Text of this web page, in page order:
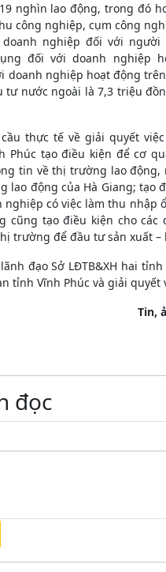
nghìn lao động, trong đó
công nghiệp, cụm công
nghiệp đối với
đối với doanh nghiệp
doanh nghiệp hoạt động
tư nước ngoài là 7,3 triệu
thực tế về giải quyết
Phúc tạo điều kiện để cơ
tin về thị trường lao
lao động của Hà Giang; tạo
nghiệp có việc làm thu
cũng tạo điều kiện cho
trường để đầu tư sản xuất
đạo Sở LĐTB&XH hai
tỉnh Vĩnh Phúc và giải quyết
Tin,
đọc